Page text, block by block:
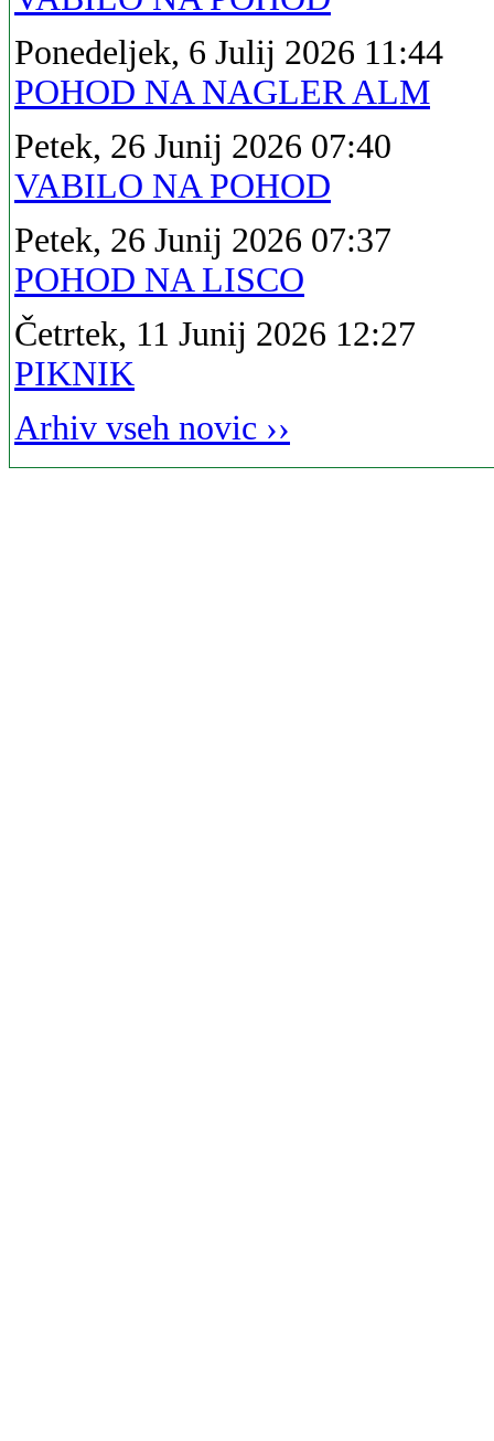
Ponedeljek, 6 Julij 2026 11:44
POHOD NA NAGLER ALM
Petek, 26 Junij 2026 07:40
VABILO NA POHOD
Petek, 26 Junij 2026 07:37
POHOD NA LISCO
Četrtek, 11 Junij 2026 12:27
PIKNIK
Arhiv vseh novic ››